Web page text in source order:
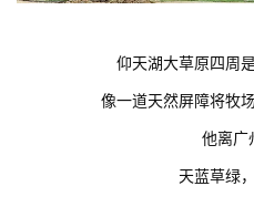
仰天湖大草原四周
像一道天然屏障将牧
他离广
天蓝草绿